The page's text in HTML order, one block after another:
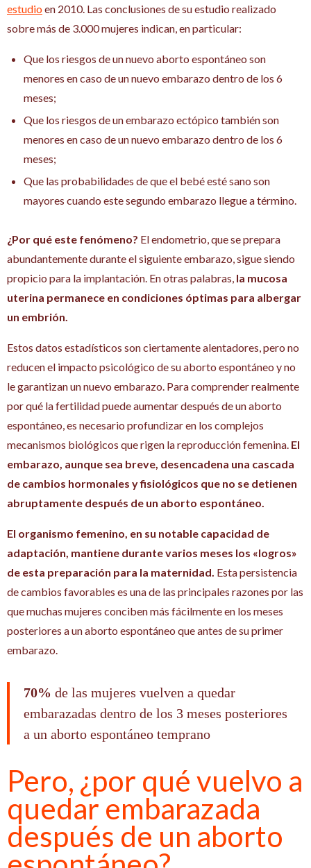
estudioen 2010. Las conclusiones de su estudio realizado
sobre más de 3.000 mujeres indican, en particular:
Que los riesgos de un nuevo aborto espontáneo son
menores en caso de un nuevo embarazo dentro de los 6
meses;
Que los riesgos de un embarazo ectópico también son
menores en caso de un nuevo embarazo dentro de los 6
meses;
Que las probabilidades de que el bebé esté sano son
mayores cuando este segundo embarazo llegue a término.
¿Por qué este fenómeno? El endometrio, que se prepara
abundantemente durante el siguiente embarazo, sigue siendo
propicio para la implantación. En otras palabras, la mucosa
uterina permanece en condiciones óptimas para albergar
un embrión.
Estos datos estadísticos son ciertamente alentadores, pero no
reducen el impacto psicológico de su aborto espontáneo y no
le garantizan un nuevo embarazo. Para comprender realmente
por qué la fertilidad puede aumentar después de un aborto
espontáneo, es necesario profundizar en los complejos
mecanismos biológicos que rigen la reproducción femenina. El
embarazo, aunque sea breve, desencadena una cascada
de cambios hormonales y fisiológicos que no se detienen
abruptamente después de un aborto espontáneo.
El organismo femenino, en su notable capacidad de
adaptación, mantiene durante varios meses los «logros»
de esta preparación para la maternidad. Esta persistencia
de cambios favorables es una de las principales razones por las
que muchas mujeres conciben más fácilmente en los meses
posteriores a un aborto espontáneo que antes de su primer
embarazo.
70% de las mujeres vuelven a quedar
embarazadas dentro de los 3 meses posteriores
a un aborto espontáneo temprano
Pero, ¿por qué vuelvo a
quedar embarazada
después de un aborto